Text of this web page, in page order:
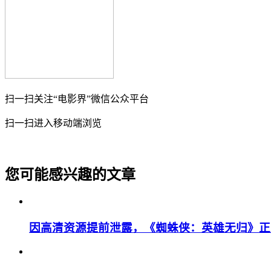
扫一扫关注“电影界”微信公众平台
扫一扫进入移动端浏览
您可能感兴趣的文章
因高清资源提前泄露，《蜘蛛侠：英雄无归》